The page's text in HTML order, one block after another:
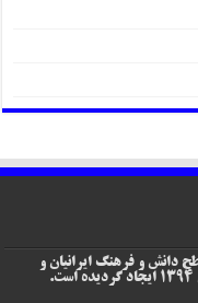
دانش و فرهنگ ایرانیان و
خدمت رسانی به هم میهنان گرامی در چهارشنبه 1 بهمن 1394 ایجاد گردیده است.